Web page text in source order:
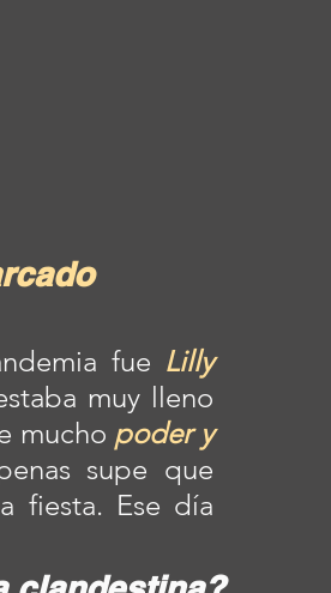
fue Lilly
muy lleno
mucho poder y
supe que
fiesta. Ese día